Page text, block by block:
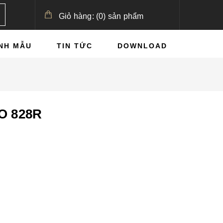
Giỏ hàng: (0) sản phẩm
MẪU TIN TỨC DOWNLOAD
828R